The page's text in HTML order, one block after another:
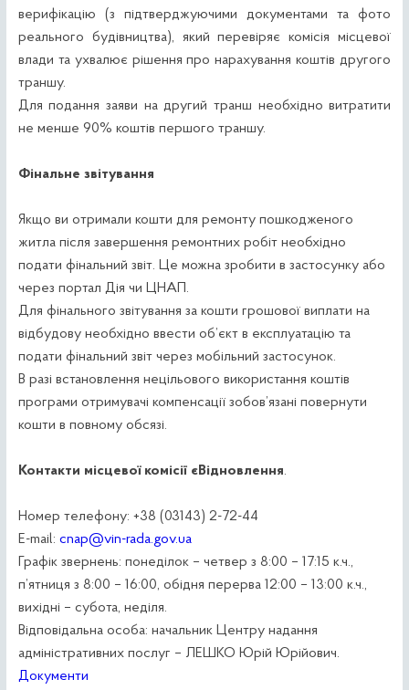
верифікацію (з підтверджуючими документами та фото
реального будівництва), який перевіряє комісія місцевої
влади та ухвалює рішення про нарахування коштів другого
траншу.
Для подання заяви на другий транш необхідно витратити
не менше 90% коштів першого траншу.
Фінальне звітування
Якщо ви отримали кошти для ремонту пошкодженого
житла після завершення ремонтних робіт необхідно
подати фінальний звіт. Це можна зробити в застосунку або
через портал Дія чи ЦНАП.
Для фінального звітування за кошти грошової виплати на
відбудову необхідно ввести об’єкт в експлуатацію та
подати фінальний звіт через мобільний застосунок.
В разі встановлення нецільового використання коштів
програми отримувачі компенсації зобов’язані повернути
кошти в повному обсязі.
Контакти місцевої комісії єВідновлення.
Номер телефону: +38 (03143) 2-72-44
E-mail: cnap@vin-rada.gov.ua
Графік звернень: понеділок – четвер з 8:00 – 17:15 к.ч.,
п’ятниця з 8:00 – 16:00, обідня перерва 12:00 – 13:00 к.ч.,
вихідні – субота, неділя.
Відповідальна особа: начальник Центру надання
адміністративних послуг – ЛЕШКО Юрій Юрійович.
Документи